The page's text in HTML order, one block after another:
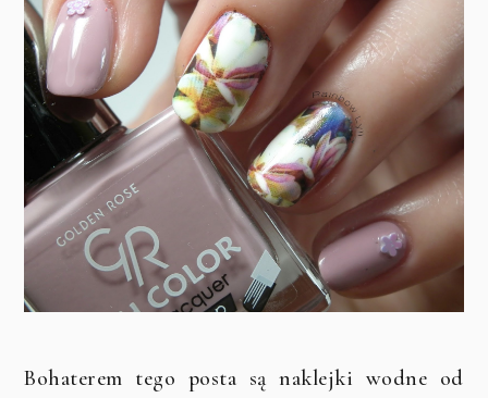
Bohaterem tego posta są naklejki wodne od